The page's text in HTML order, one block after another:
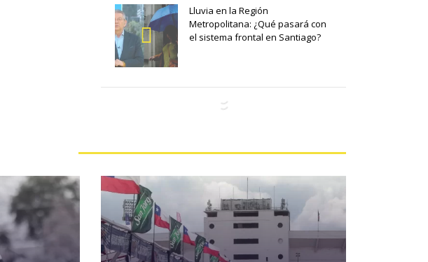
Lluvia en la Región
Metropolitana: ¿Qué pasará con
el sistema frontal en Santiago?